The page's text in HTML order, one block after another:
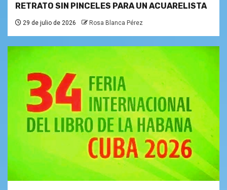
RETRATO SIN PINCELES PARA UN ACUARELISTA
29 de julio de 2026 Rosa Blanca Pérez